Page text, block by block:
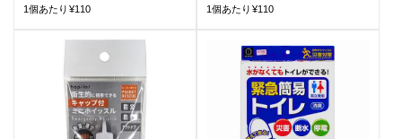
1個あたり¥110 1個あたり¥110